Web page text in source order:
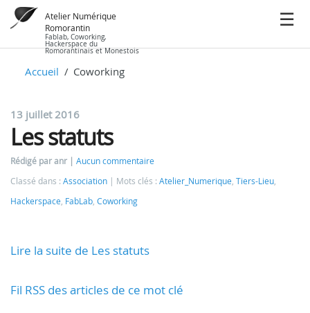
Atelier Numérique
Romorantin
Fablab, Coworking,
Hackerspace du
Romorantinais et Monestois
Accueil Coworking
13 juillet 2016
Les statuts
Rédigé par anr
Aucun commentaire
Classé dans : Association Mots clés : Atelier_Numerique Tiers-Lieu
Hackerspace FabLab Coworking
Lire la suite de Les statuts
Fil RSS des articles de ce mot clé